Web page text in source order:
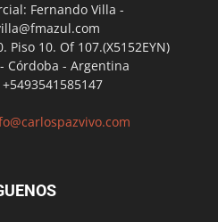
Fernando Villa -
Piso 10. Of 107.(X5152EYN)
Córdoba - Argentina